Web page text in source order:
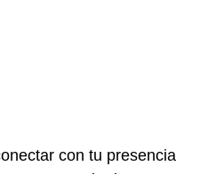
con tu presencia